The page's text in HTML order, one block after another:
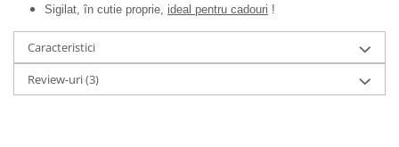
Sigilat, în cutie proprie, ideal pentru cadouri !
Caracteristici
Review-uri(3)